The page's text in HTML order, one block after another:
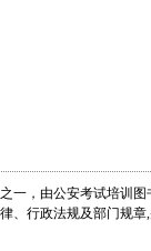
一，由公安考试培训
、行政法规及部门规